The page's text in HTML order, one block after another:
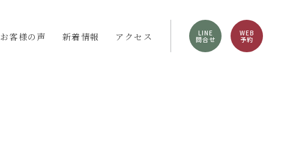
お客様の声 新着情報 アクセス LINE
問合せ
WEB
予約